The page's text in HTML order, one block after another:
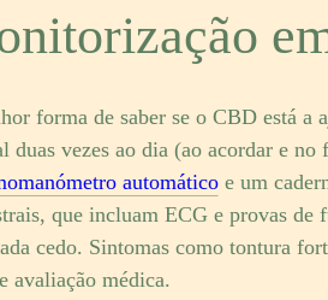
forma de saber se o CBD está
duas vezes ao dia (ao acordar e
automáticoe um
que incluam ECG e provas de
cedo. Sintomas como tontura
avaliação médica.